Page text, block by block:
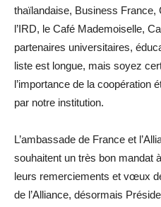
thaïlandaise, Business France,
l’IRD, le Café Mademoiselle,
partenaires universitaires,
liste est longue, mais soyez
l’importance de la coopération
par notre institution.
L’ambassade de France et
souhaitent un très bon mandat
leurs remerciements et vœux
de l’Alliance, désormais